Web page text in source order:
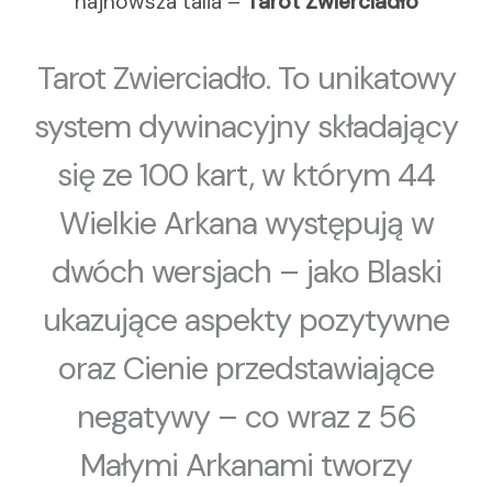
Tarot Zwierciadło. To unikatowy
system dywinacyjny składający
się ze 100 kart, w którym 44
Wielkie Arkana występują w
dwóch wersjach – jako Blaski
ukazujące aspekty pozytywne
oraz Cienie przedstawiające
negatywy – co wraz z 56
Małymi Arkanami tworzy